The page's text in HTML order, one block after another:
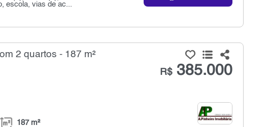
escola, vias de ac...
2 quartos - 187 m²
R$385.000
187 m²